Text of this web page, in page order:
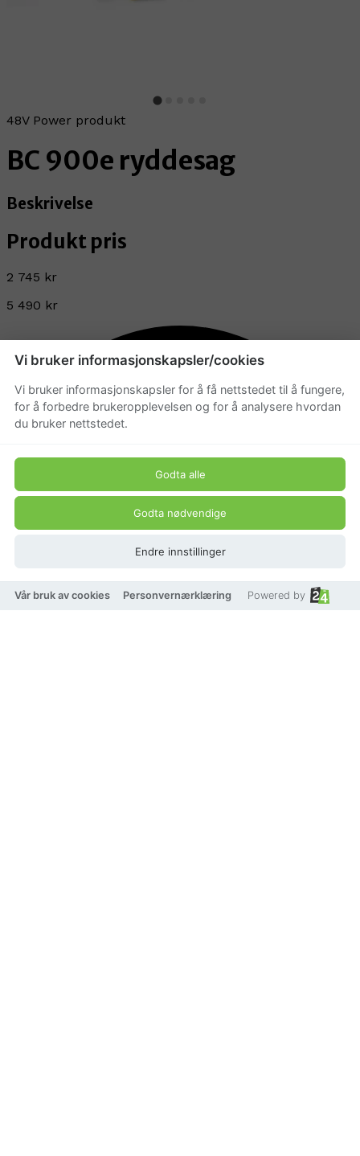
48V Power produkt
BC 900e ryddesag
Beskrivelse
Produkt pris
2 745 kr
5 490 kr
Vi bruker informasjonskapsler/cookies
Vi bruker informasjonskapsler for å få nettstedet til å fungere,
for å forbedre brukeropplevelsen og for å analysere hvordan
du bruker nettstedet.
Godta alle
Godta nødvendige
Endre innstillinger
Vår bruk av cookies Personvernærklæring Powered by